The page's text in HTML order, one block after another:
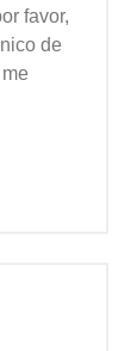
favor,
de